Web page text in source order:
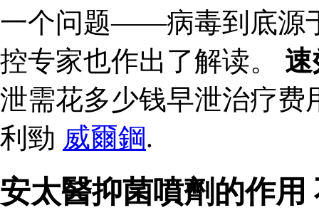
一个问题——病毒到底源
控专家也作出了解读。
泄需花多少钱早泄治疗费
利勁 威爾鋼.
安太醫抑菌噴劑的作